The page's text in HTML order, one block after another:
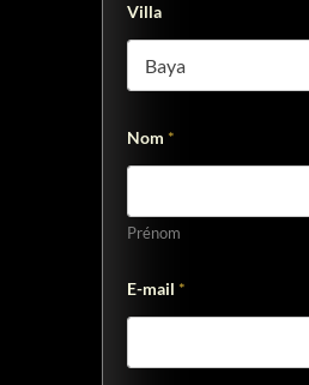
Villa
Nom *
Prénom
V
a
E-mail *